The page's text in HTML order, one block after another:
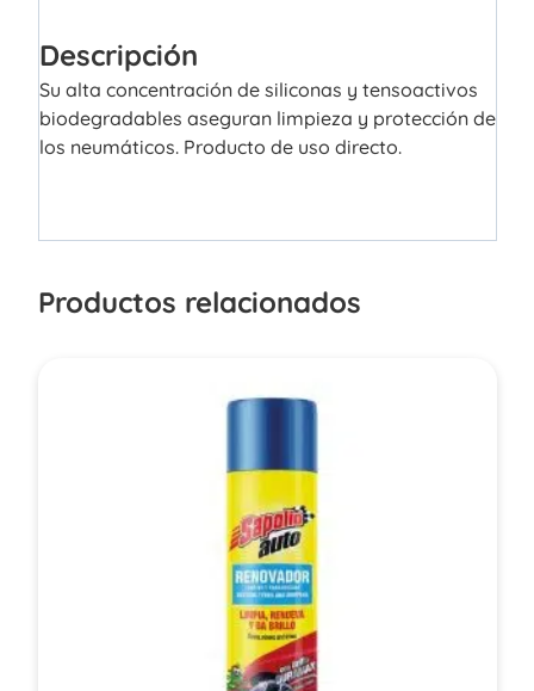
Descripción
Su alta concentración de siliconas y tensoactivos
biodegradables aseguran limpieza y protección de
los neumáticos. Producto de uso directo.
Productos relacionados